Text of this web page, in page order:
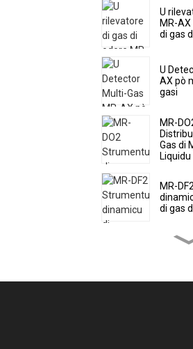
U
MR-
di gas
U
AX pò
gasi
MR-
Gas di
MR-
di gas
MR-